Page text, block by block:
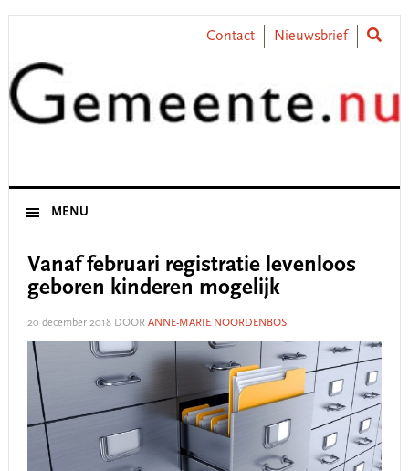
Skip
primary
navigation
Skip
content
Skip
primary
sidebar
Skip
footer
Contact Nieuwsbrief
MENU
Vanaf februari registratie levenloos
geboren kinderen mogelijk
20 december 2018DOOR ANNE-MARIE NOORDENBOS